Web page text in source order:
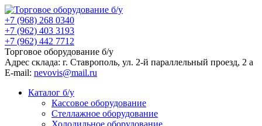
+7 (968) 268 0340
+7 (962) 403 3193
+7 (962) 442 7712
Торговое оборудование б/у
Адрес склада: г. Ставрополь, ул. 2-й параллельный проезд, 2 a
E-mail: nevovis@mail.ru
Каталог б/у
Кассовое оборудование
Стеллажное оборудование
Холодильное оборудование